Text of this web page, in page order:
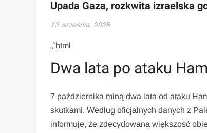
Upada Gaza, rozkwita izraelska
12 września, 2025
„`html
Dwa lata po ataku
7 października miną dwa lata od ataku
skutkami. Według oficjalnych danych z
informuje, że zdecydowana większość